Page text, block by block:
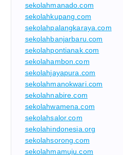
sekolahmanado.com
sekolahkupang.com
sekolahpalangkaraya.com
sekolahbanjarbaru.com
sekolahpontianak.com
sekolahambon.com
sekolahjayapura.com
sekolahmanokwari.com
sekolahnabire.com
sekolahwamena.com
sekolahsalor.com
sekolahindonesia.org
sekolahsorong.com
sekolahmamuju.com